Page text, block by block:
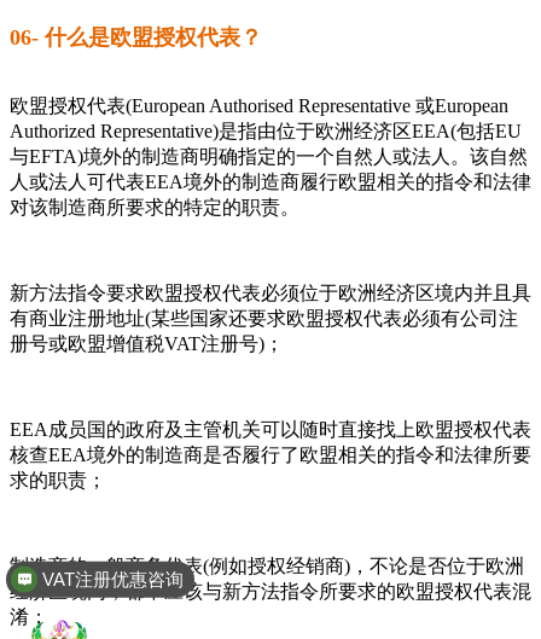
06- 什么是欧盟授权代表？
欧盟授权代表(European Authorised Representative 或European
Authorized Representative)是指由位于欧洲经济区EEA(包括EU
与EFTA)境外的制造商明确指定的一个自然人或法人。该自然
人或法人可代表EEA境外的制造商履行欧盟相关的指令和法律
对该制造商所要求的特定的职责。
新方法指令要求欧盟授权代表必须位于欧洲经济区境内并且具
有商业注册地址(某些国家还要求欧盟授权代表必须有公司注
册号或欧盟增值税VAT注册号)；
EEA成员国的政府及主管机关可以随时直接找上欧盟授权代表
核查EEA境外的制造商是否履行了欧盟相关的指令和法律所要
求的职责；
制造商的一般商务代表(例如授权经销商)，不论是否位于欧洲
经济区境内，都不应该与新方法指令所要求的欧盟授权代表混
淆；
VAT注册优惠咨询